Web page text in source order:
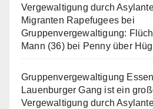
Vergewaltigung durch
Migranten Rapefugees bei
Gruppenvergewaltigung:
Mann (36) bei Penny über
Gruppenvergewaltigung
Lauenburger Gang ist ein
Vergewaltigung durch